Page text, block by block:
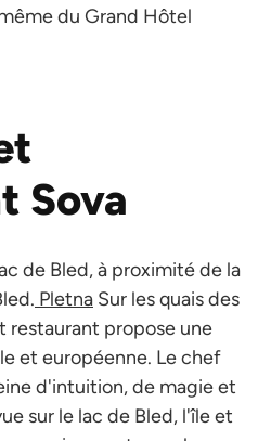
du Grand Hôtel
Sova
de Bled, à proximité de la
Pletna Sur les quais des
restaurant propose une
et européenne. Le chef
d'intuition, de magie et
sur le lac de Bled, l'île et